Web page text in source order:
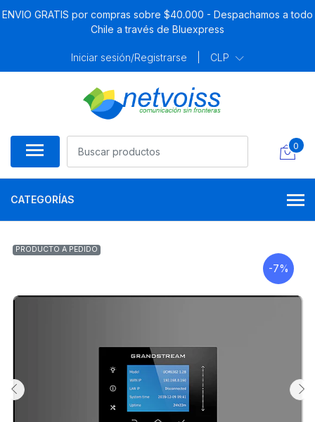
ENVIO GRATIS por compras sobre $40.000 - Despachamos a todo
Chile a través de Bluexpress
Iniciar sesión/Registrarse CLP
0
CATEGORÍAS
PRODUCTO A PEDIDO
-7%